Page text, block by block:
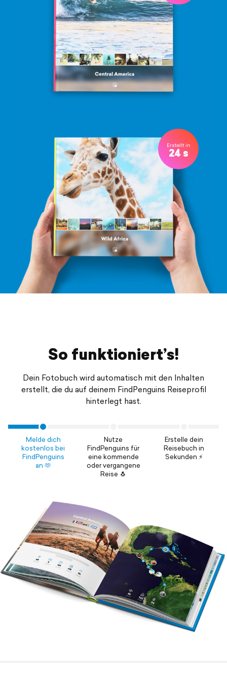
Erstellt in
24 s
So funktioniert’s!
Dein Fotobuch wird automatisch mit den Inhalten
erstellt, die du auf deinem FindPenguins Reiseprofil
hinterlegt hast.
Melde dich
kostenlos bei
FindPenguins
an 🫶
Nutze
FindPenguins für
eine kommende
oder vergangene
Reise 🐧
Erstelle dein
Reisebuch in
Sekunden ⚡️